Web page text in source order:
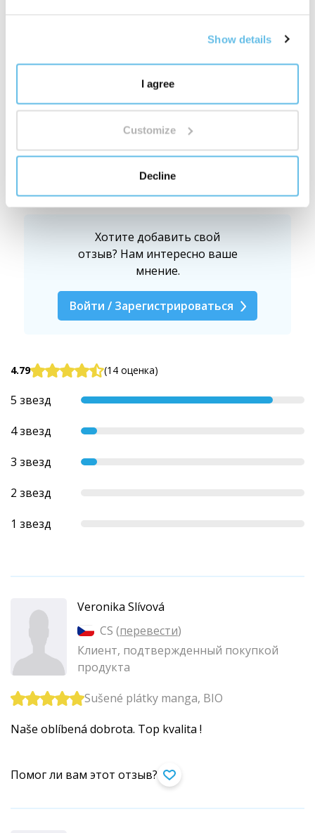
Show details
I agree
Customize
Decline
слоган. Это система, ответственность и ежедневная
Посмотрите, как мы работаем с качеством
Оценка
Сушеные ломтики
манго, BIO
Суперфуды
Хотите добавить свой
отзыв? Нам интересно ваше
мнение.
Войти / Зарегистрироваться
4.79 (14 оценка)
5 звезд
4 звезд
3 звезд
2 звезд
1 звезд
Veronika Slívová
CS (перевести)
Клиент, подтвержденный покупкой
продукта
Sušené plátky manga, BIO
Naše oblíbená dobrota. Top kvalita !
Помог ли вам этот отзыв?